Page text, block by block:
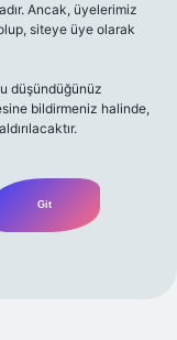
Ancak, üyelerimiz
siteye üye olarak
düşündüğünüz
bildirmeniz halinde,